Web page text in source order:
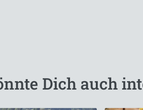
Dich auch